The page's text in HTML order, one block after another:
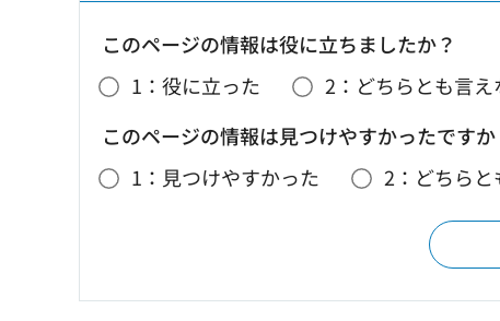
このページの情報は役に立ちましたか？
1：役に立った
2：どちらとも言え
このページの情報は見つけやすかったですか
1：見つけやすかった
2：どちら